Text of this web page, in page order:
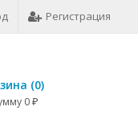
Регистрация
(0)
0 ₽